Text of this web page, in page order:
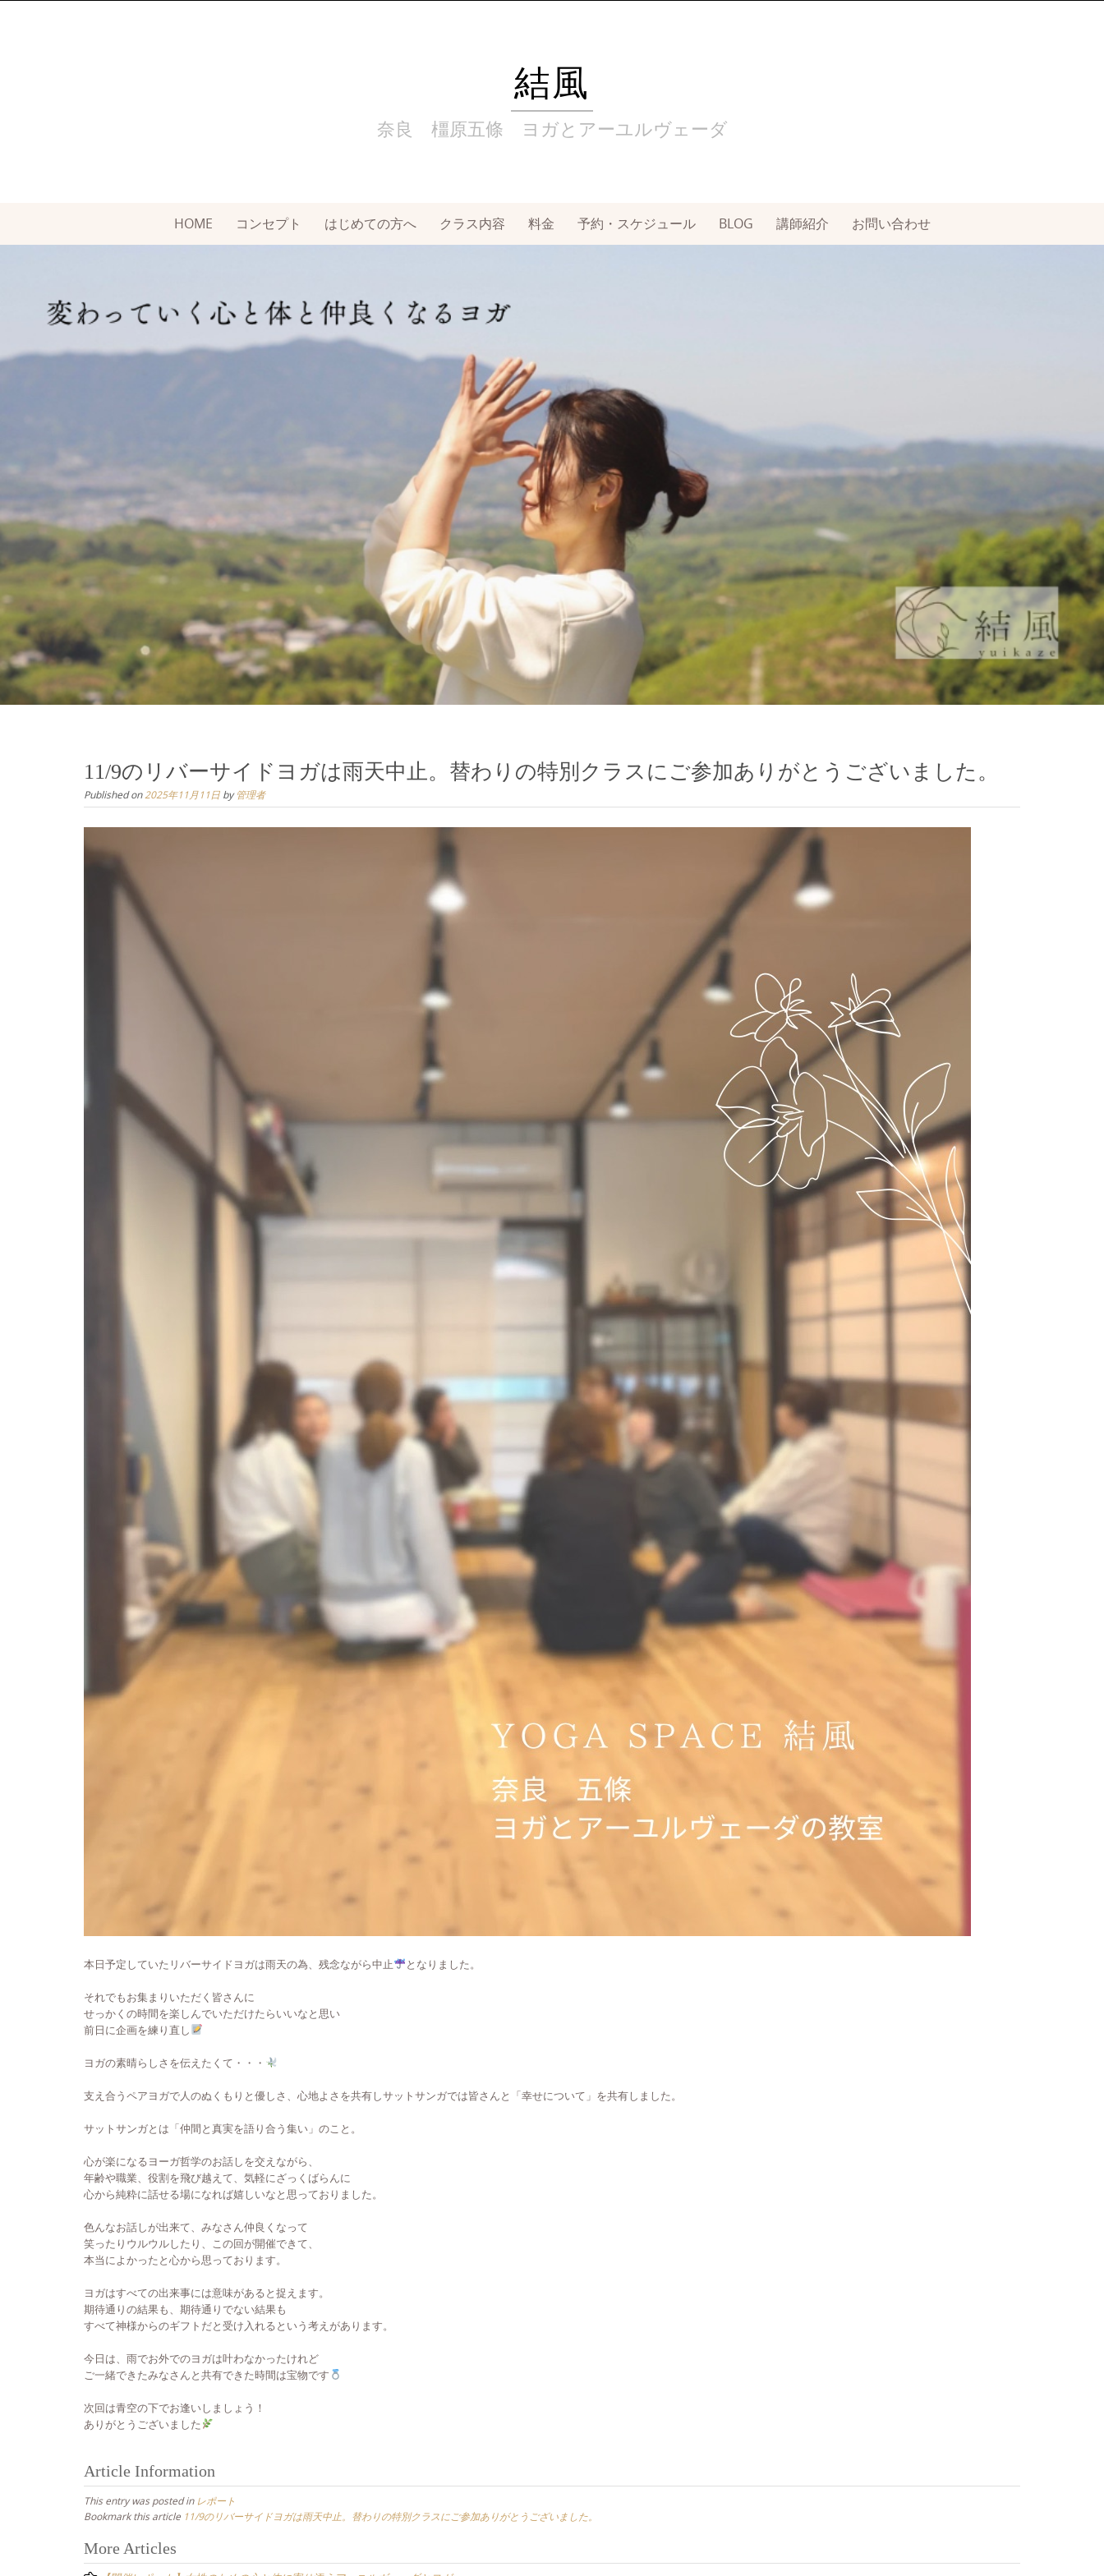
結風
奈良 橿原五條 ヨガとアーユルヴェーダ
HOME コンセプト はじめての方へ クラス内容 料金 予約・スケジュール BLOG 講師紹介 お問い合わせ
11/9のリバーサイドヨガは雨天中止。替わりの特別クラスにご参加ありがとうございました。
Published on2025年11月11日 by管理者
本日予定していたリバーサイドヨガは雨天の為、残念ながら中止 となりました。
それでもお集まりいただく皆さんに
せっかくの時間を楽しんでいただけたらいいなと思い
前日に企画を練り直し
ヨガの素晴らしさを伝えたくて・・・
支え合うペアヨガで人のぬくもりと優しさ、心地よさを共有しサットサンガでは皆さんと「幸せについて」を共有しました。
サットサンガとは「仲間と真実を語り合う集い」のこと。
心が楽になるヨーガ哲学のお話しを交えながら、
年齢や職業、役割を飛び越えて、気軽にざっくばらんに
心から純粋に話せる場になれば嬉しいなと思っておりました。
色んなお話しが出来て、みなさん仲良くなって
笑ったりウルウルしたり、この回が開催できて、
本当によかったと心から思っております。
ヨガはすべての出来事には意味があると捉えます。
期待通りの結果も、期待通りでない結果も
すべて神様からのギフトだと受け入れるという考えがあります。
今日は、雨でお外でのヨガは叶わなかったけれど
ご一緒できたみなさんと共有できた時間は宝物です
次回は青空の下でお逢いしましょう！
ありがとうございました
Article Information
This entry was posted in レポート
Bookmark this article 11/9のリバーサイドヨガは雨天中止。替わりの特別クラスにご参加ありがとうございました。
Post
More Articles